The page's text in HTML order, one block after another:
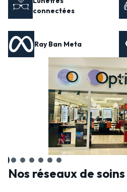
connectées
Ray Ban Meta
Nos réseaux de soins